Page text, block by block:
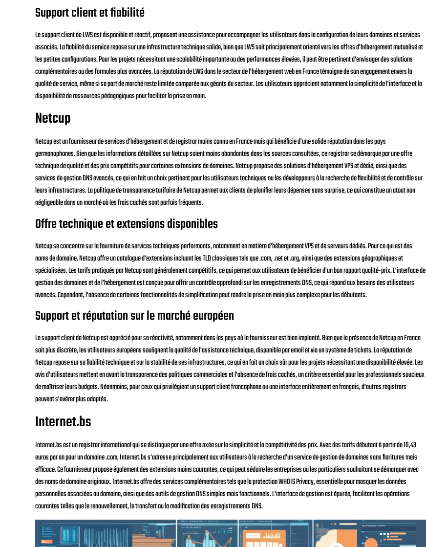
Support client et fiabilité
Le support client de LWS est disponible et réactif, proposant une assistance pour accompagner les utilisateurs dans la configuration de leurs domaines et services
associés. La fiabilité du service repose sur une infrastructure technique solide, bien que LWS soit principalement orienté vers les offres d'hébergement mutualisé et
les petites configurations. Pour les projets nécessitant une scalabilité importante ou des performances élevées, il peut être pertinent d'envisager des solutions
complémentaires ou des formules plus avancées. La réputation de LWS dans le secteur de l'hébergement web en France témoigne de son engagement envers la
qualité de service, même si sa part de marché reste limitée comparée aux géants du secteur. Les utilisateurs apprécient notamment la simplicité de l'interface et la
disponibilité de ressources pédagogiques pour faciliter la prise en main.
Netcup
Netcup est un fournisseur de services d'hébergement et de registrar moins connu en France mais qui bénéficie d'une solide réputation dans les pays
germanophones. Bien que les informations détaillées sur Netcup soient moins abondantes dans les sources consultées, ce registrar se démarque par une offre
technique de qualité et des prix compétitifs pour certaines extensions de domaines. Netcup propose des solutions d'hébergement VPS et dédié, ainsi que des
services de gestion DNS avancés, ce qui en fait un choix pertinent pour les utilisateurs techniques ou les développeurs à la recherche de flexibilité et de contrôle sur
leurs infrastructures. La politique de transparence tarifaire de Netcup permet aux clients de planifier leurs dépenses sans surprise, ce qui constitue un atout non
négligeable dans un marché où les frais cachés sont parfois fréquents.
Offre technique et extensions disponibles
Netcup se concentre sur la fourniture de services techniques performants, notamment en matière d'hébergement VPS et de serveurs dédiés. Pour ce qui est des
noms de domaine, Netcup offre un catalogue d'extensions incluant les TLD classiques tels que .com, .net et .org, ainsi que des extensions géographiques et
spécialisées. Les tarifs pratiqués par Netcup sont généralement compétitifs, ce qui permet aux utilisateurs de bénéficier d'un bon rapport qualité-prix. L'interface de
gestion des domaines et de l'hébergement est conçue pour offrir un contrôle approfondi sur les enregistrements DNS, ce qui répond aux besoins des utilisateurs
avancés. Cependant, l'absence de certaines fonctionnalités de simplification peut rendre la prise en main plus complexe pour les débutants.
Support et réputation sur le marché européen
Le support client de Netcup est apprécié pour sa réactivité, notamment dans les pays où le fournisseur est bien implanté. Bien que la présence de Netcup en France
soit plus discrète, les utilisateurs européens soulignent la qualité de l'assistance technique, disponible par email et via un système de tickets. La réputation de
Netcup repose sur sa fiabilité technique et sur la stabilité de ses infrastructures, ce qui en fait un choix sûr pour les projets nécessitant une disponibilité élevée. Les
avis d'utilisateurs mettent en avant la transparence des politiques commerciales et l'absence de frais cachés, un critère essentiel pour les professionnels soucieux
de maîtriser leurs budgets. Néanmoins, pour ceux qui privilégient un support client francophone ou une interface entièrement en français, d'autres registrars
peuvent s'avérer plus adaptés.
Internet.bs
Internet.bs est un registrar international qui se distingue par une offre axée sur la simplicité et la compétitivité des prix. Avec des tarifs débutant à partir de 10,43
euros par an pour un domaine .com, Internet.bs s'adresse principalement aux utilisateurs à la recherche d'un service de gestion de domaines sans fioritures mais
efficace. Ce fournisseur propose également des extensions moins courantes, ce qui peut séduire les entreprises ou les particuliers souhaitant se démarquer avec
des noms de domaine originaux. Internet.bs offre des services complémentaires tels que la protection WHOIS Privacy, essentielle pour masquer les données
personnelles associées au domaine, ainsi que des outils de gestion DNS simples mais fonctionnels. L'interface de gestion est épurée, facilitant les opérations
courantes telles que le renouvellement, le transfert ou la modification des enregistrements DNS.